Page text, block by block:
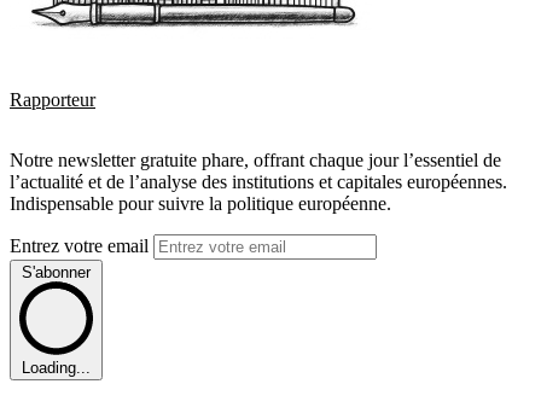
Rapporteur
Notre newsletter gratuite phare, offrant chaque jour l’essentiel de
l’actualité et de l’analyse des institutions et capitales européennes.
Indispensable pour suivre la politique européenne.
Entrez votre email
S'abonner
Loading...